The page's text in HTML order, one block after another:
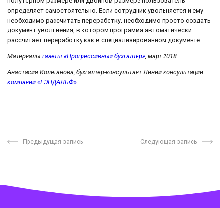
определяет самостоятельно. Если сотрудник увольняется и ему
необходимо рассчитать переработку, необходимо просто создать
документ увольнения, в котором программа автоматически
рассчитает переработку как в специализированном документе.
Материалы газеты «Прогрессивный бухгалтер» , март 2018.
Анастасия Колеганова, бухгалтер-консультант Линии консультаций
компании «ГЭНДАЛЬФ»
Предыдущая запись Следующая запись